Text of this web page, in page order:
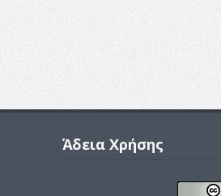
Άδεια Χρήσης